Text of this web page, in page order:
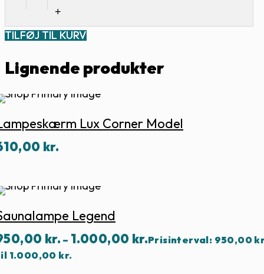
TILFØJ TIL KURV
Lignende produkter
Lux Corner Model
kr.
Legend
kr. – 1.000,00 kr.Prisinterval: 950,00
1.000,00 kr.